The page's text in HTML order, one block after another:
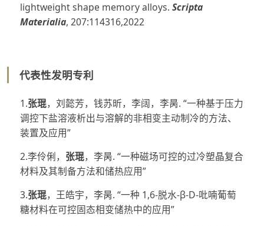
lightweight shape memory alloys. Scripta
Materialia, 207:114316,2022
代表性发明专利
1.张琨，刘懿芳，钱苏昕，李阔，李昺. “一种基于压力
调控下盐溶液析出与溶解的非相变主动制冷的方法、
装置及应用”
2.李伶俐， 张琨，李昺. “一种磁场可控的过冷塑晶复合
材料及其制备方法和储热应用”
3.张琨，王皓宇，李昺. “一种 1,6-脱水-β-D-吡喃葡萄
糖材料在可控固态相变储热中的应用”